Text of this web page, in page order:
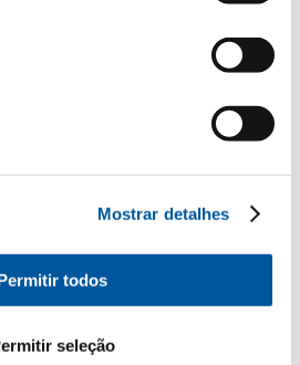
Mostrar detalhes
todos
seleção
e não para publicidade não
los diretamente ao distribuidor
de dados estão